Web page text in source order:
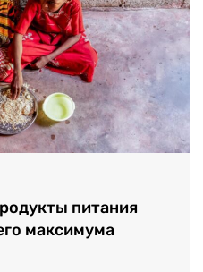
питания
максимума